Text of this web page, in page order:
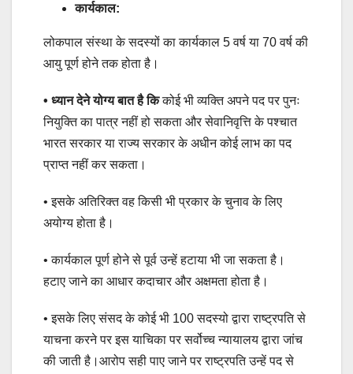
कार्यकाल:
लोकपाल संस्था के सदस्यों का कार्यकाल 5 वर्ष या 70 वर्ष की
आयु पूर्ण होने तक होता है।
• ध्यान देने योग्य बात है किकोई भी व्यक्ति अपने पद पर पुनः
नियुक्ति का पात्र नहीं हो सकता और सेवानिवृत्ति के पश्चात
भारत सरकार या राज्य सरकार के अधीन कोई लाभ का पद
प्राप्त नहीं कर सकता।
• इसके अतिरिक्त वह किसी भी प्रकार के चुनाव के लिए
अयोग्य होता है।
• कार्यकाल पूर्ण होने से पूर्व उन्हें हटाया भी जा सकता है।
हटाए जाने का आधार कदाचार और अक्षमता होता है।
• इसके लिए संसद के कोई भी 100 सदस्यो द्वारा राष्ट्रपति से
याचना करने पर इस याचिका पर सर्वोच्च न्यायालय द्वारा जांच
की जाती है।आरोप सही पाए जाने पर राष्ट्रपति उन्हें पद से